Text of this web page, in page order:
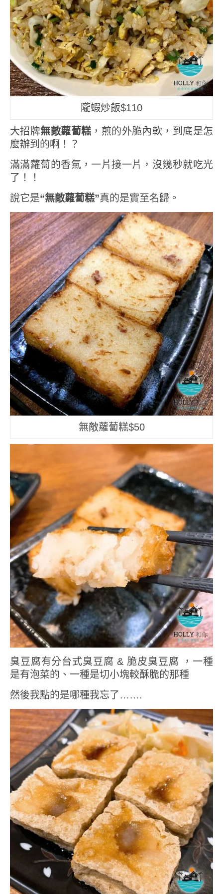
隴蝦炒飯$110
大招牌無敵蘿蔔糕 ，煎的外脆內軟，到底是怎
麼辦到的啊！？
滿滿蘿蔔的香氣，一片接一片，沒幾秒就吃光
了！！
說它是“無敵蘿蔔糕”真的是實至名歸。
無敵蘿蔔糕$50
臭豆腐有分台式臭豆腐 & 脆皮臭豆腐 ，一種
是有泡菜的、一種是切小塊較酥脆的那種
然後我點的是哪種我忘了…….